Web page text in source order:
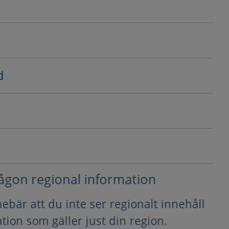
regional information
att du inte ser regionalt innehåll
som gäller just din region.